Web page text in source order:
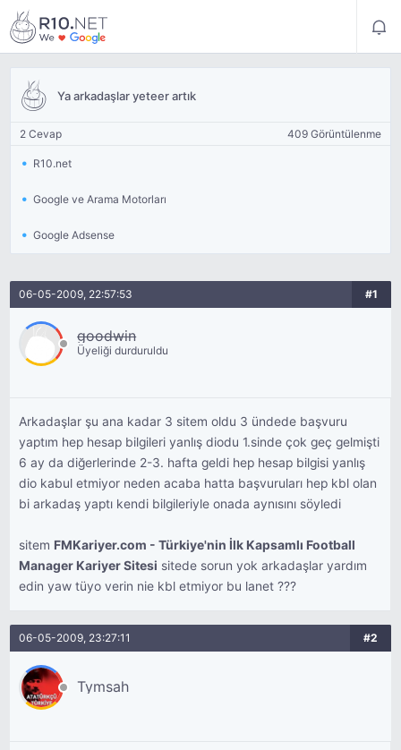
Ya arkadaşlar yeteer artık
2 Cevap 409 Görüntülenme
R10.net
Google ve Arama Motorları
Google Adsense
06-05-2009, 22:57:53 #1
goodwin
Üyeliği durduruldu
Arkadaşlar şu ana kadar 3 sitem oldu 3 ündede başvuru
yaptım hep hesap bilgileri yanlış diodu 1.sinde çok geç gelmişti
6 ay da diğerlerinde 2-3. hafta geldi hep hesap bilgisi yanlış
dio kabul etmiyor neden acaba hatta başvuruları hep kbl olan
bi arkadaş yaptı kendi bilgileriyle onada aynısını söyledi
sitem FMKariyer.com - Türkiye'nin İlk Kapsamlı Football
Manager Kariyer Sitesi sitede sorun yok arkadaşlar yardım
edin yaw tüyo verin nie kbl etmiyor bu lanet ???
06-05-2009, 23:27:11 #2
Tymsah